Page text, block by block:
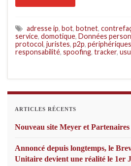
adresse ip, bot, botnet,
service, domotique, Données
protocol, juristes, p2p, périphériques
responsabilité, spoofing, tracker,
ARTICLES RÉCENTS
Nouveau site Meyer et Partenaires
Annoncé depuis longtemps, le
Unitaire devient une réalité le 1er